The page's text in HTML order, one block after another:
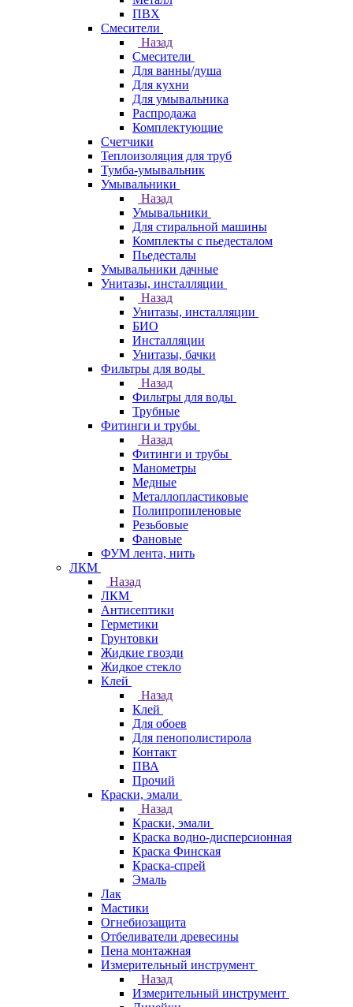
ПВХ
Смесители
Назад
Смесители
Для ванны/душа
Для кухни
Для умывальника
Распродажа
Комплектующие
Счетчики
Теплоизоляция для труб
Тумба-умывальник
Умывальники
Назад
Умывальники
Для стиральной машины
Комплекты с пьедесталом
Пьедесталы
Умывальники дачные
Унитазы, инсталляции
Назад
Унитазы, инсталляции
БИО
Инсталляции
Унитазы, бачки
Фильтры для воды
Назад
Фильтры для воды
Трубные
Фитинги и трубы
Назад
Фитинги и трубы
Манометры
Медные
Металлопластиковые
Полипропиленовые
Резьбовые
Фановые
ФУМ лента, нить
ЛКМ
Назад
ЛКМ
Антисептики
Герметики
Грунтовки
Жидкие гвозди
Жидкое стекло
Клей
Назад
Клей
Для обоев
Для пенополистирола
Контакт
ПВА
Прочий
Краски, эмали
Назад
Краски, эмали
Краска водно-дисперсионная
Краска Финская
Краска-спрей
Эмаль
Лак
Мастики
Огнебиозащита
Отбеливатели древесины
Пена монтажная
Измерительный инструмент
Назад
Измерительный инструмент